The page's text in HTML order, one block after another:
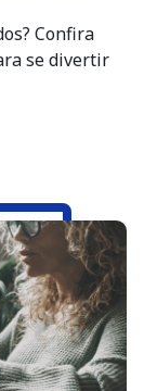
Confira
se divertir